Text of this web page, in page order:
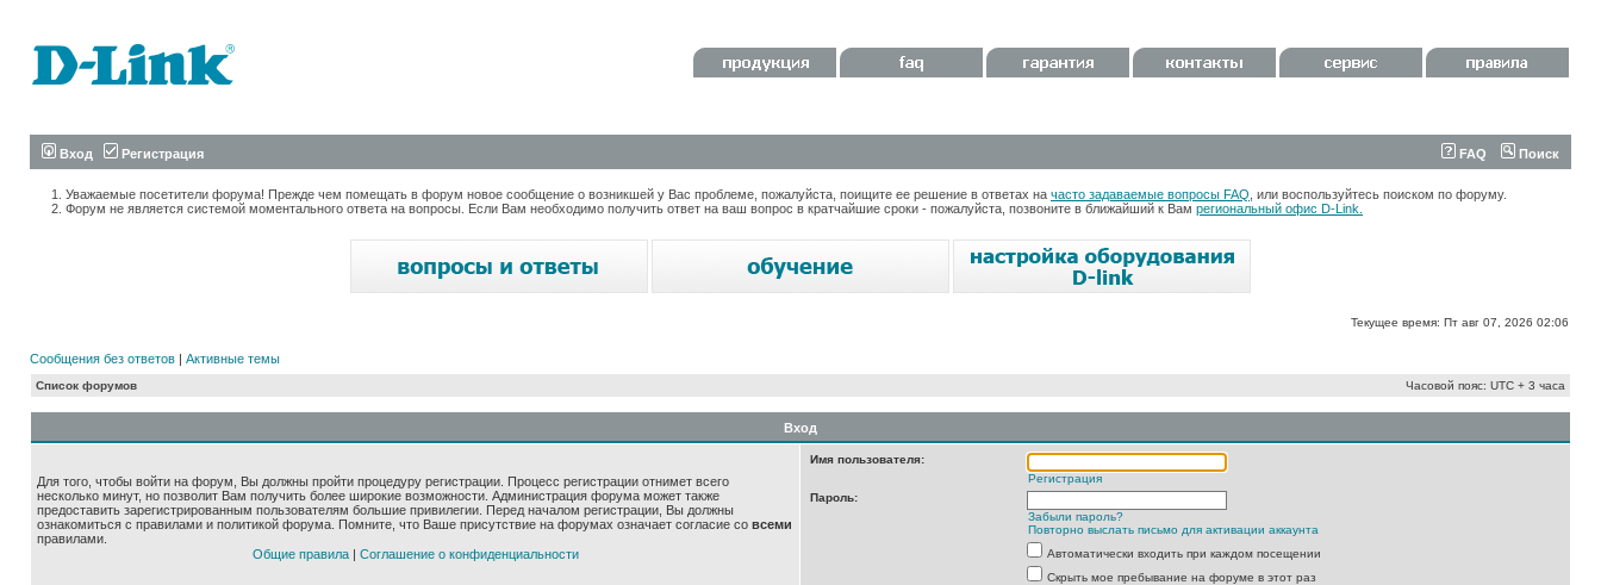
Вход Регистрация FAQ Поиск
Уважаемые посетители форума! Прежде чем помещать в форум новое сообщение о возникшей у Вас проблеме, пожалуйста, поищите ее решение в ответах на часто задаваемые вопросы FAQ , или воспользуйтесь поиском по форуму.
Форум не является системой моментального ответа на вопросы. Если Вам необходимо получить ответ на ваш вопрос в кратчайшие сроки - пожалуйста, позвоните в ближайший к Вам региональный офис D-Link.
Текущее время: Пт авг 07, 2026 02:06
Сообщения без ответов | Активные темы
Список форумов Часовой пояс: UTC + 3 часа
Вход
Для того, чтобы войти на форум, Вы должны пройти процедуру регистрации. Процесс регистрации отнимет всего
несколько минут, но позволит Вам получить более широкие возможности. Администрация форума может также
предоставить зарегистрированным пользователям большие привилегии. Перед началом регистрации, Вы должны
ознакомиться с правилами и политикой форума. Помните, что Ваше присутствие на форумах означает согласие со всеми
правилами.
Общие правила| Соглашение о конфиденциальности
Имя пользователя:
Регистрация
Пароль:
Забыли пароль?
Повторно выслать письмо для активации аккаунта
Автоматически входить при каждом посещении
Скрыть мое пребывание на форуме в этот раз